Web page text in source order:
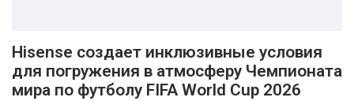
Hisense создает инклюзивные условия
для погружения в атмосферу Чемпионата
мира по футболу FIFA World Cup 2026